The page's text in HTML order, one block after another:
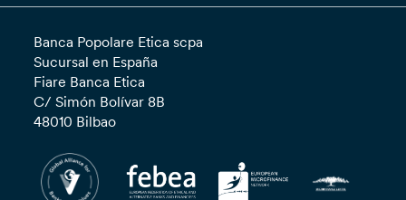
Banca Popolare Etica scpa
Sucursal en España
Fiare Banca Etica
C/ Simón Bolívar 8B
48010 Bilbao